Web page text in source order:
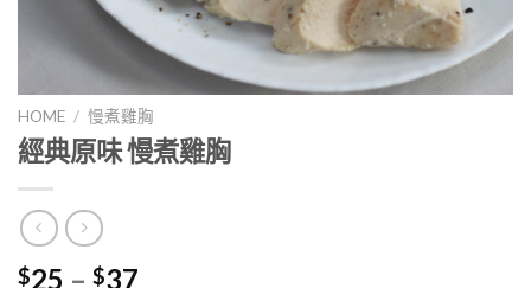
HOME / 慢煮雞胸
經典原味 慢煮雞胸
$25 – $37